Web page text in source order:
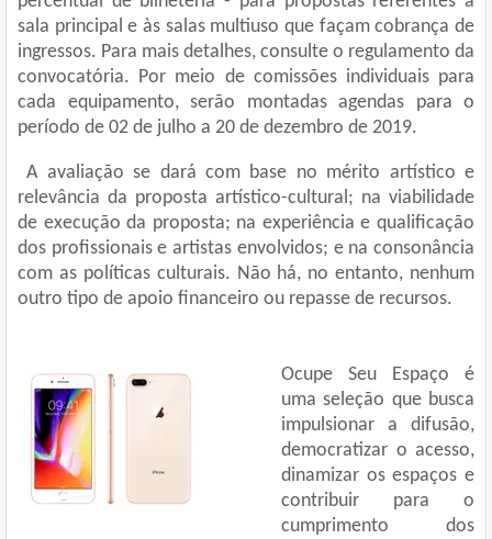
sala principal e às salas multiuso que façam cobrança de
ingressos. Para mais detalhes, consulte o regulamento da
convocatória. Por meio de comissões individuais para
cada equipamento, serão montadas agendas para o
período de 02 de julho a 20 de dezembro de 2019.
A avaliação se dará com base no mérito artístico e
relevância da proposta artístico-cultural; na viabilidade
de execução da proposta; na experiência e qualificação
dos profissionais e artistas envolvidos; e na consonância
com as políticas culturais. Não há, no entanto, nenhum
outro tipo de apoio financeiro ou repasse de recursos.
Ocupe Seu Espaço é
uma seleção que busca
impulsionar a difusão,
democratizar o acesso,
dinamizar os espaços e
contribuir para o
cumprimento dos